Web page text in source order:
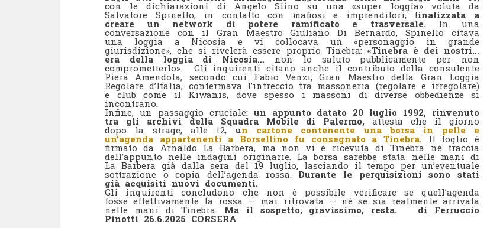
con le dichiarazioni di Angelo Siino su una «super loggia» voluta da
Salvatore Spinello, in contatto con mafiosi e imprenditori, finalizzata a
creare un network di potere ramificato e trasversale. In una
conversazione con il Gran Maestro Giuliano Di Bernardo, Spinello citava
una loggia a Nicosia e vi collocava un «personaggio in grande
giurisdizione», che si rivelerà essere proprio Tinebra: «Tinebra è dei nostri…
era della loggia di Nicosia… non lo saluto pubblicamente per non
comprometterlo». Gli inquirenti citano anche il contributo della consulente
Piera Amendola, secondo cui Fabio Venzi, Gran Maestro della Gran Loggia
Regolare d’Italia, confermava l’intreccio tra massoneria (regolare e irregolare)
e club come il Kiwanis, dove spesso i massoni di diverse obbedienze si
incontrano.
Infine, un passaggio cruciale: un appunto datato 20 luglio 1992, rinvenuto
tra gli archivi della Squadra Mobile di Palermo,attesta che il giorno
dopo la strage, alle 12, un cartone contenente una borsa in pelle e
un’agenda appartenenti a Borsellino fu consegnato a Tinebra. Il foglio è
firmato da Arnaldo La Barbera, ma non vi è ricevuta di Tinebra né traccia
dell’appunto nelle indagini originarie. La borsa sarebbe stata nelle mani di
La Barbera già dalla sera del 19 luglio, lasciando il tempo per un’eventuale
sottrazione o copia dell’agenda rossa. Durante le perquisizioni sono stati
già acquisiti nuovi documenti.
Gli inquirenti concludono che non è possibile verificare se quell’agenda
fosse effettivamente la rossa — mai ritrovata — né se sia realmente arrivata
nelle mani di Tinebra. Ma il sospetto, gravissimo, resta. di Ferruccio
Pinotti 26.6.2025 CORSERA